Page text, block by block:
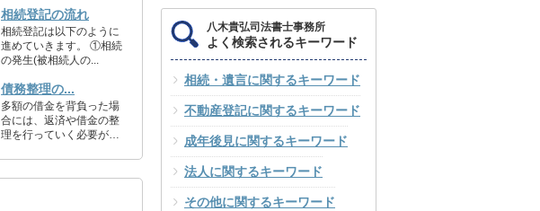
相続登記の流れ
相続登記は以下のように
進めていきます。 ①相続
の発生(被相続人の...
債務整理の...
多額の借金を背負った場
合には、返済や借金の整
理を行っていく必要が
八木貴弘司法書士事務所
よく検索されるキーワード
相続・遺言に関するキーワード
不動産登記に関するキーワード
成年後見に関するキーワード
法人に関するキーワード
その他に関するキーワード